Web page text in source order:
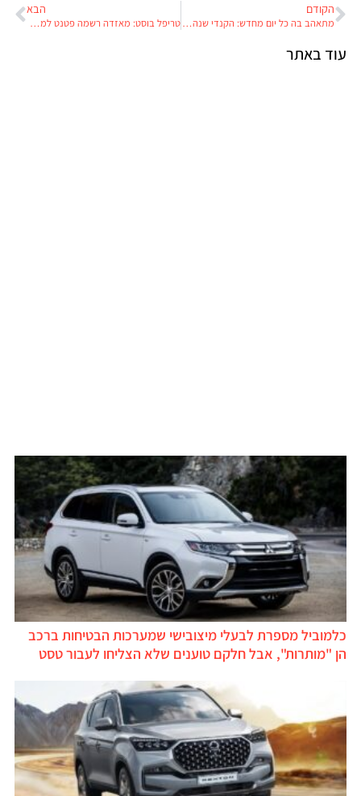
הקודם
מתאהב בה כל יום מחדש: הקנדי שנהג מעל למיליון קילומטרים בפורשה 911 טורבו שלו
הבא
טריפל בוסט: מאזדה רשמה פטנט למנוע עם שלושה מגדשים
עוד באתר
כלמוביל מספרת לבעלי מיצובישי שמערכות הבטיחות ברכב
הן "מותרות", אבל חלקם טוענים שלא הצליחו לעבור טסט